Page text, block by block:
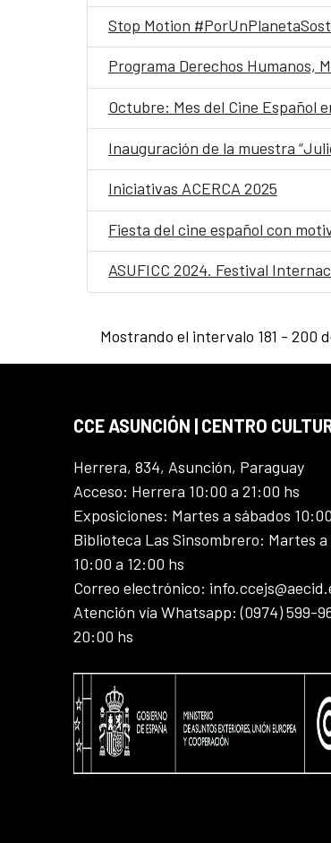
Stop Motion
Programa Derechos Humanos,
Octubre: Mes del Cine Español
Inauguración de la muestra
Iniciativas ACERCA 2025
Fiesta del cine español con
ASUFICC 2024. Festival
Mostrando el intervalo 181 - 200
CCE ASUNCIÓN | CENTRO
Herrera, 834, Asunción, Paraguay
Acceso: Herrera 10:00 a 21:00 hs
Exposiciones: Martes a sábados
Biblioteca Las Sinsombrero: Martes
10:00 a 12:00 hs
Correo electrónico:
Atención vía Whatsapp: (0974) 599-
20:00 hs